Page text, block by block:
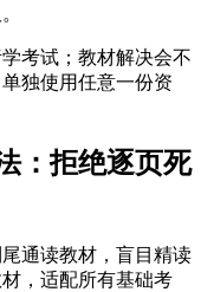
考试；教材解决会不
独使用任意一份资
：拒绝逐页死
通读教材，盲目精读
，适配所有基础考